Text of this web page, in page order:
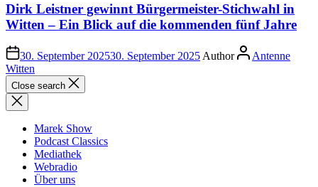
Dirk Leistner gewinnt Bürgermeister-Stichwahl in
Witten – Ein Blick auf die kommenden fünf Jahre
30. September 202530. September 2025Author
Antenne
Witten
Close search
Marek Show
Podcast Classics
Mediathek
Webradio
Über uns